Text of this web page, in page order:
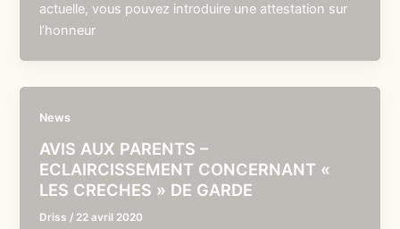
actuelle, vous pouvez introduire une attestation sur
l’honneur
News
AVIS AUX PARENTS –
ECLAIRCISSEMENT CONCERNANT «
LES CRECHES » DE GARDE
Driss / 22 avril 2020